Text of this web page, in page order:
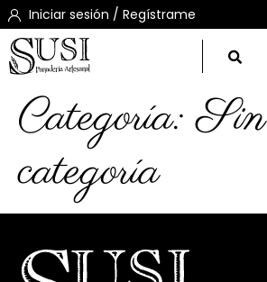
Iniciar sesión / Regístrame
Categoría:Sin
categoría